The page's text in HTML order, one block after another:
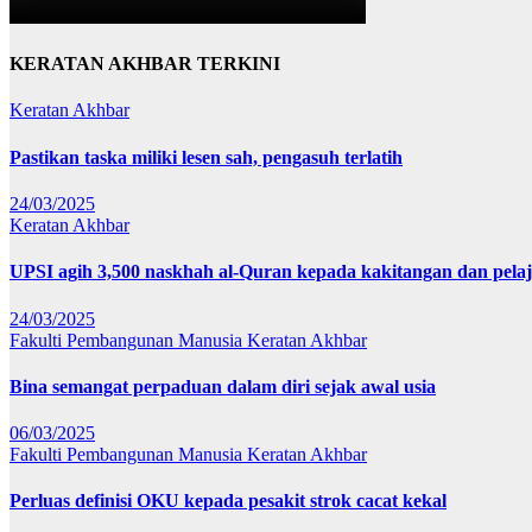
KERATAN AKHBAR TERKINI
Keratan Akhbar
Pastikan taska miliki lesen sah, pengasuh terlatih
24/03/2025
Keratan Akhbar
UPSI agih 3,500 naskhah al-Quran kepada kakitangan dan
24/03/2025
Fakulti Pembangunan Manusia Keratan Akhbar
Bina semangat perpaduan dalam diri sejak awal usia
06/03/2025
Fakulti Pembangunan Manusia Keratan Akhbar
Perluas definisi OKU kepada pesakit strok cacat kekal